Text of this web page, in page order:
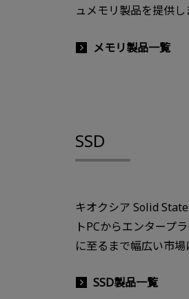
ュメモリ製品を提供し
メモリ製品一覧
SSD
キオクシア Solid
トPCからエンタープ
に至るまで幅広い市場
SSD製品一覧